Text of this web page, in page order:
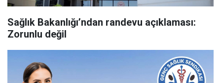
Sağlık Bakanlığı’ndan randevu açıklaması:
Zorunlu değil